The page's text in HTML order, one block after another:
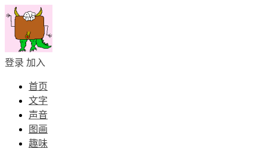
登录 加入
首页
文字
声音
图画
趣味